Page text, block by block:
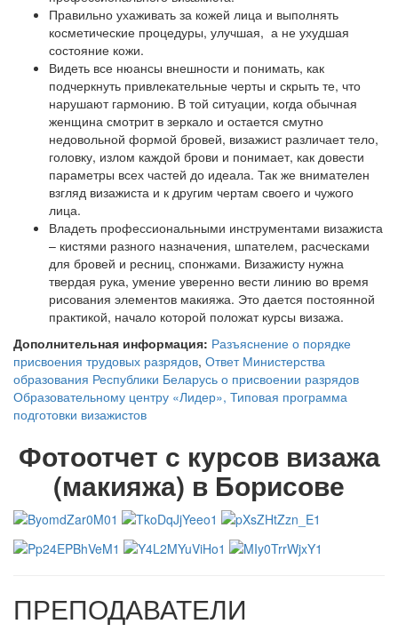
Правильно ухаживать за кожей лица и выполнять
косметические процедуры, улучшая, а не ухудшая
состояние кожи.
Видеть все нюансы внешности и понимать, как
подчеркнуть привлекательные черты и скрыть те, что
нарушают гармонию. В той ситуации, когда обычная
женщина смотрит в зеркало и остается смутно
недовольной формой бровей, визажист различает тело,
головку, излом каждой брови и понимает, как довести
параметры всех частей до идеала. Так же внимателен
взгляд визажиста и к другим чертам своего и чужого
лица.
Владеть профессиональными инструментами визажиста
– кистями разного назначения, шпателем, расческами
для бровей и ресниц, спонжами. Визажисту нужна
твердая рука, умение уверенно вести линию во время
рисования элементов макияжа. Это дается постоянной
практикой, начало которой положат курсы визажа.
Дополнительная информация: Разъяснение о порядке
присвоения трудовых разрядов, Ответ Министерства
образования Республики Беларусь о присвоении разрядов
Образовательному центру «Лидер», Типовая программа
подготовки визажистов
Фотоотчет с курсов визажа
(макияжа) в Борисове
ПРЕПОДАВАТЕЛИ